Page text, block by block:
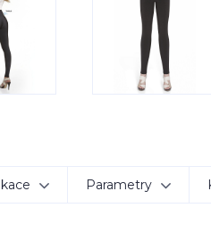
Parametry